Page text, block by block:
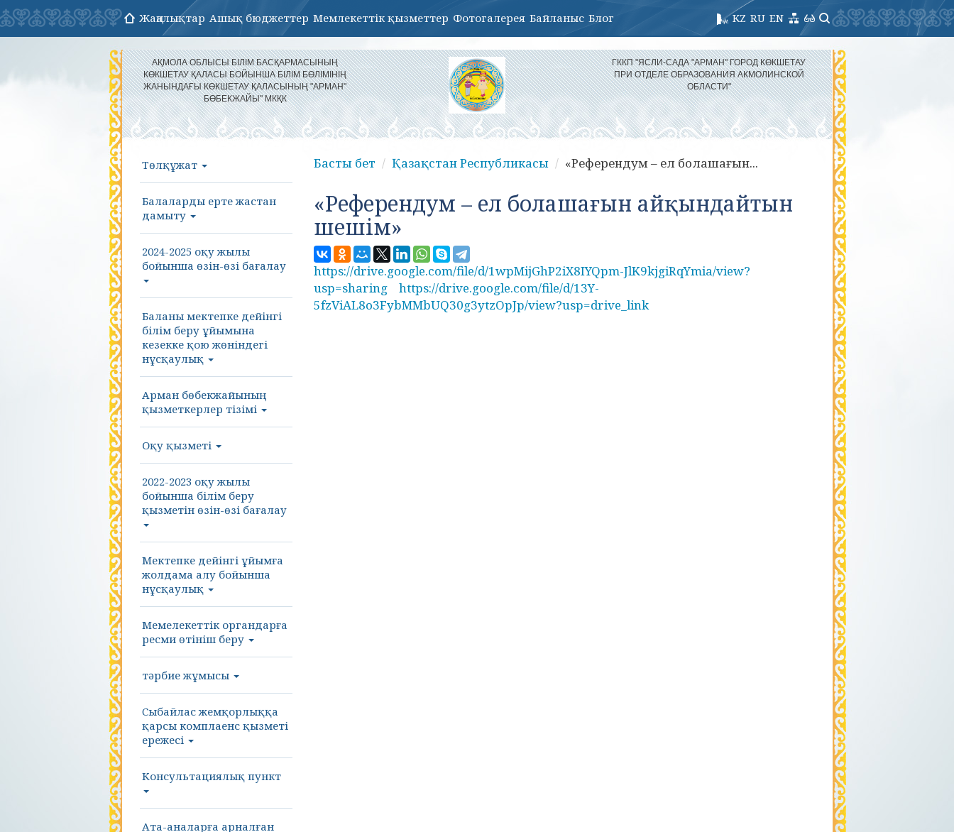
Жаңалықтар Ашық бюджеттер Мемлекеттік қызметтер Фотогалерея Байланыс Блог EN
RU
KZ
АҚМОЛА ОБЛЫСЫ БІЛІМ БАСҚАРМАСЫНЫҢ
КӨКШЕТАУ ҚАЛАСЫ БОЙЫНША БІЛІМ БӨЛІМІНІҢ
ЖАНЫНДАҒЫ КӨКШЕТАУ ҚАЛАСЫНЫҢ "АРМАН"
БӨБЕКЖАЙЫ" МКҚК
ГККП "ЯСЛИ-САДА "АРМАН" ГОРОД КӨКШЕТАУ
ПРИ ОТДЕЛЕ ОБРАЗОВАНИЯ АКМОЛИНСКОЙ
ОБЛАСТИ"
Төлқұжат
Балаларды ерте жастан
дамыту
2024-2025 оқу жылы
бойынша өзін-өзі бағалау
Баланы мектепке дейінгі
білім беру ұйымына
кезекке қою жөніндегі
нұсқаулық
Арман бөбекжайының
қызметкерлер тізімі
Оқу қызметі
2022-2023 оқу жылы
бойынша білім беру
қызметін өзін-өзі бағалау
Мектепке дейінгі ұйымға
жолдама алу бойынша
нұсқаулық
Мемелекеттік органдарға
ресми өтініш беру
тәрбие жұмысы
Cыбайлас жемқорлыққа
қарсы комплаенс қызметі
ережесі
Консультациялық пункт
Ата-аналарға арналған
Басты бет Қазақстан Республикасы «Референдум – ел болашағын...
«Референдум – ел болашағын айқындайтын
шешім»
https://drive.google.com/file/d/1wpMijGhP2iX8IYQpm-JlK9kjgiRqYmia/view?
usp=sharing
https://drive.google.com/file/d/13Y-
5fzViAL8o3FybMMbUQ30g3ytzOpJp/view?usp=drive_link